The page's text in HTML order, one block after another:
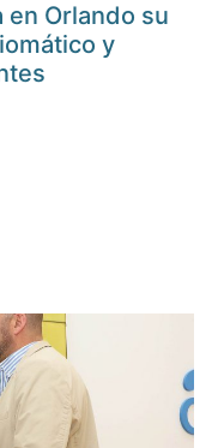
en Orlando su
y